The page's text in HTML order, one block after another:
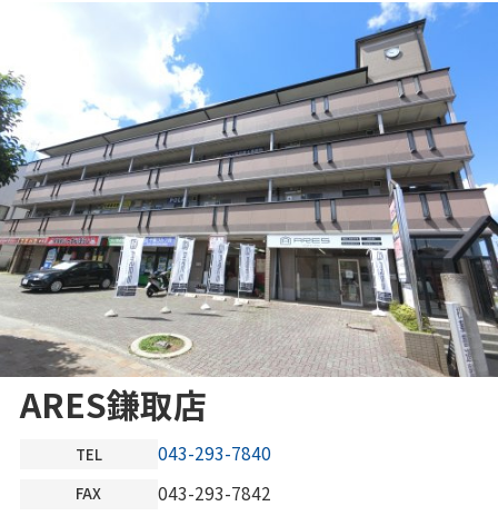
ARES鎌取店
TEL 043-293-7840
FAX 043-293-7842